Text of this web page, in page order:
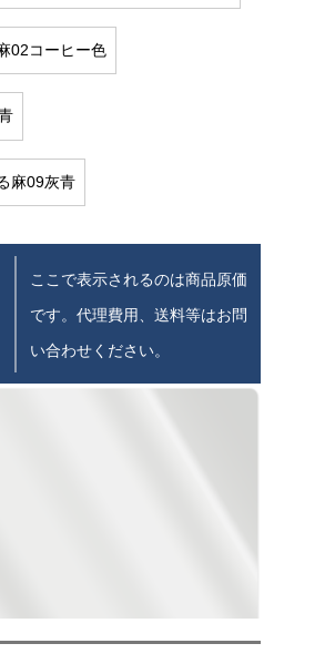
02コーヒー色
麻09灰青
ここで表示されるのは商品原価
です。代理費用、送料等はお問
い合わせください。